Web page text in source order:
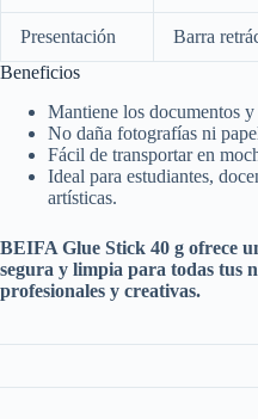
Presentación
Barra
Beneficios
Mantiene los documentos
No daña fotografías ni
Fácil de transportar en
Ideal para estudiantes,
artísticas.
BEIFA Glue Stick 40 g ofrece
segura y limpia para todas tus
profesionales y creativas.